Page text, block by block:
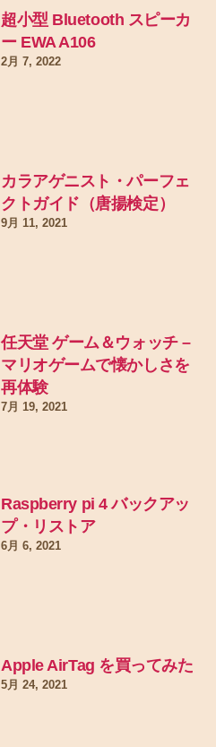
超小型 Bluetooth スピーカ
ー EWA A106
2月 7, 2022
カラアゲニスト・パーフェ
クトガイド（唐揚検定）
9月 11, 2021
任天堂 ゲーム＆ウォッチ –
マリオゲームで懐かしさを
再体験
7月 19, 2021
Raspberry pi 4 バックアッ
プ・リストア
6月 6, 2021
Apple AirTag を買ってみた
5月 24, 2021